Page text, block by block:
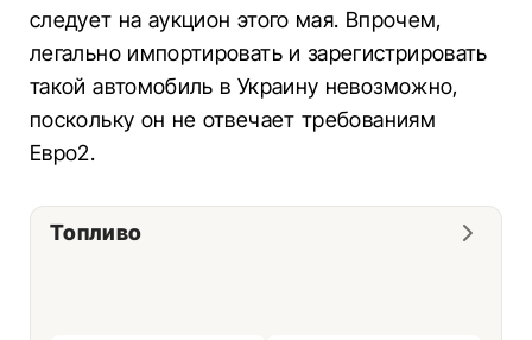
следует на аукцион этого мая. Впрочем,
легально импортировать и зарегистрировать
такой автомобиль в Украину невозможно,
поскольку он не отвечает требованиям
Евро2.
Топливо